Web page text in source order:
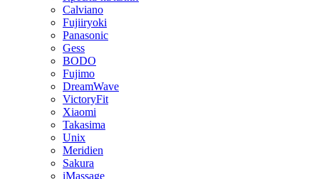
Calviano
Fujiiryoki
Panasonic
Gess
BODO
Fujimo
DreamWave
VictoryFit
Xiaomi
Takasima
Unix
Meridien
Sakura
iMassage